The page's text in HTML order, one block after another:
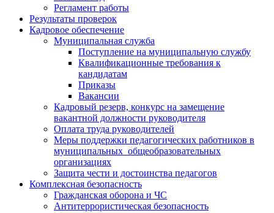
Регламент работы
Результаты проверок
Кадровое обеспечение
Муниципальная служба
Поступление на муниципальную службу
Квалификационные требования к
кандидатам
Приказы
Вакансии
Кадровый резерв, конкурс на замещение
вакантной должности руководителя
Оплата труда руководителей
Меры поддержки педагогических работников в
муниципальных общеобразовательных
организациях
Защита чести и достоинства педагогов
Комплексная безопасность
Гражданская оборона и ЧС
Антитеррористическая безопасность